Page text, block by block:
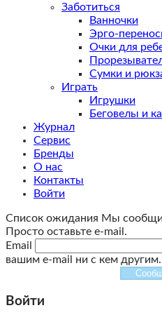
Заботиться
Ванночки
Эрго-
Очки для
Сумки и
Играть
Игрушки
Беговелы и
Журнал
Сервис
Бренды
О нас
Контакты
Войти
Список ожидания Мы
Просто оставьте e-mail.
Email
вашим e-mail ни с кем другим.
Войти